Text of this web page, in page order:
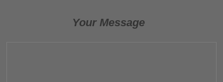
Your Message